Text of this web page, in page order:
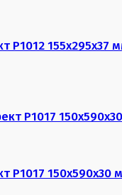
155х295х37
P1017 150х590х30